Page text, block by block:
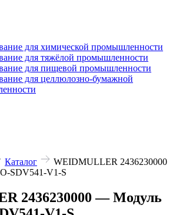
для химической промышленности
для тяжёлой промышленности
для пищевой промышленности
для целлюлозно-бумажной
Каталог
WEIDMULLER 2436230000
SDV541-V1-S
2436230000 — Модуль